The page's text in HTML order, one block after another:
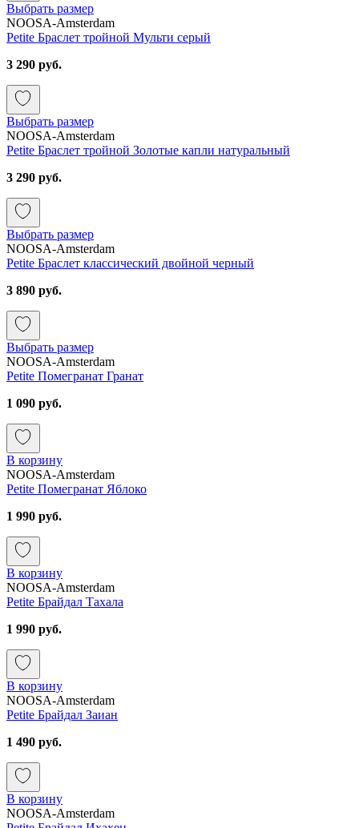
Выбрать размер
NOOSA-Amsterdam
Petite Браслет тройной Мульти серый
3 290 руб.
Выбрать размер
NOOSA-Amsterdam
Petite Браслет тройной Золотые капли натуральный
3 290 руб.
Выбрать размер
NOOSA-Amsterdam
Petite Браслет классический двойной черный
3 890 руб.
Выбрать размер
NOOSA-Amsterdam
Petite Помегранат Гранат
1 090 руб.
В корзину
NOOSA-Amsterdam
Petite Помегранат Яблоко
1 990 руб.
В корзину
NOOSA-Amsterdam
Petite Брайдал Тахала
1 990 руб.
В корзину
NOOSA-Amsterdam
Petite Брайдал Заиан
1 490 руб.
В корзину
NOOSA-Amsterdam